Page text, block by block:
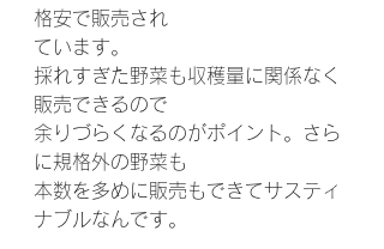
格安で販売され
ています。
採れすぎた野菜も収穫量に関係なく
販売できるので
余りづらくなるのがポイント。さら
に規格外の野菜も
本数を多めに販売もできてサスティ
ナブルなんです。